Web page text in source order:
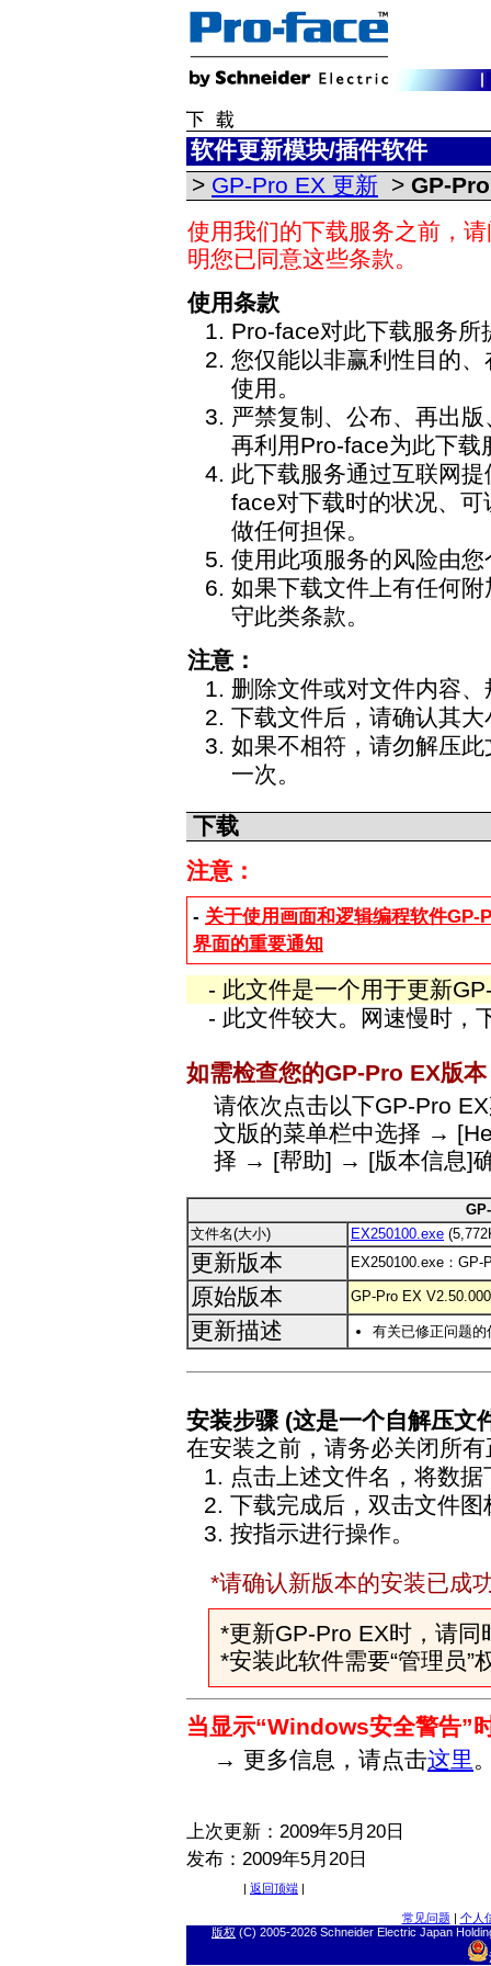
软件更新模块/插件软件
> GP-Pro EX 更新 > GP-
使用我们的下载服务之前，
明您已同意这些条款。
使用条款
Pro-face对此下载服务
您仅能以非赢利性目的
使用。
严禁复制、公布、再出
再利用Pro-face为此下载
此下载服务通过互联网
face对下载时的状况、
做任何担保。
使用此项服务的风险由
如果下载文件上有任何
守此类条款。
注意：
删除文件或对文件内容
下载文件后，请确认其
如果不相符，请勿解压
一次。
下载
注意：
- 关于使用画面和逻辑编程软件GP-
界面的重要通知
- 此文件是一个用于更新
- 此文件较大。网速慢时，
如需检查您的GP-Pro EX版
请依次点击以下GP-Pro
文版的菜单栏中选择 →
择 → [帮助] → [版本信息]
文件名(大小)
EX250100.exe
更新版本 EX250100.exe：GP-
原始版本 GP-Pro EX V2.50.000
更新描述 有关已修正问题的
安装步骤 (这是一个自解压文
在安装之前，请务必关闭所
点击上述文件名，将数
下载完成后，双击文件
按指示进行操作。
*请确认新版本的安装已成
*更新GP-Pro EX时，请同
*安装此软件需要“管理员”
当显示“Windows安全警告”
→ 更多信息，请点击这里
上次更新：2009年5月20日
发布：2009年5月20日
| 返回顶端 |
常见问题 | 个人
版权 (C) 2005-2026 Schneider Electric Japan